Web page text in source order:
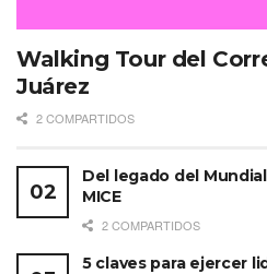
Walking Tour del
Juárez
2 COMPARTIDOS
Del legado del
MICE
2 COMPARTIDOS
5 claves para ejercer